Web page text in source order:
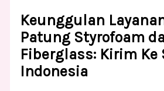
Keunggulan
Patung Styrofoam
Fiberglass: Kirim Ke
Indonesia